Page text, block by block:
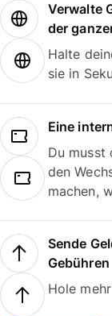
Verwalte
der
Halte
sie in
Eine
Du musst
den
machen,
Sende
Gebühren
Hole